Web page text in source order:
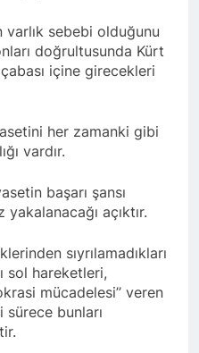
TESLİM
ADİL BİR DÜZEN
CANLI
RAMAZAN
PDK-BAKUR, PSK,
Diyarbakır e Mardin’de
Soykırımı’nı Andılar:
Özgürlüğüyle
imzaladığı
Kürtlerin kolektif
içermiyor.
8 Mart Dünya
gününü kutladı
Ago
PAR Fransa Konferansı
KAPLAN; ‘PKK’ nin
başta Kürt halkının
olacaktır.’
VE KAMUOYUNA
ve özgürlük
veren tüm
selamlıyoruz
HAK.PAR, PSK
varlık sebebi olduğunu
doğrultusunda Kürt
içine girecekleri
her zamanki gibi
vardır.
başarı şansı
yakalanacağı açıktır.
sıyrılamadıkları
sol hareketleri,
mücadelesi’’ veren
bunları